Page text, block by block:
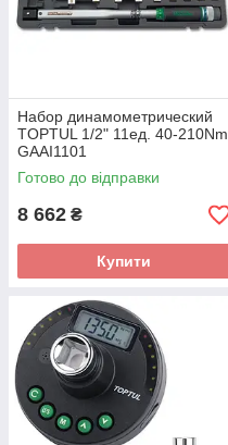
Набор динамометрический
TOPTUL 1/2" 11ед. 40-210Nm
GAAI1101
Готово до відправки
8 662 ₴
Купити